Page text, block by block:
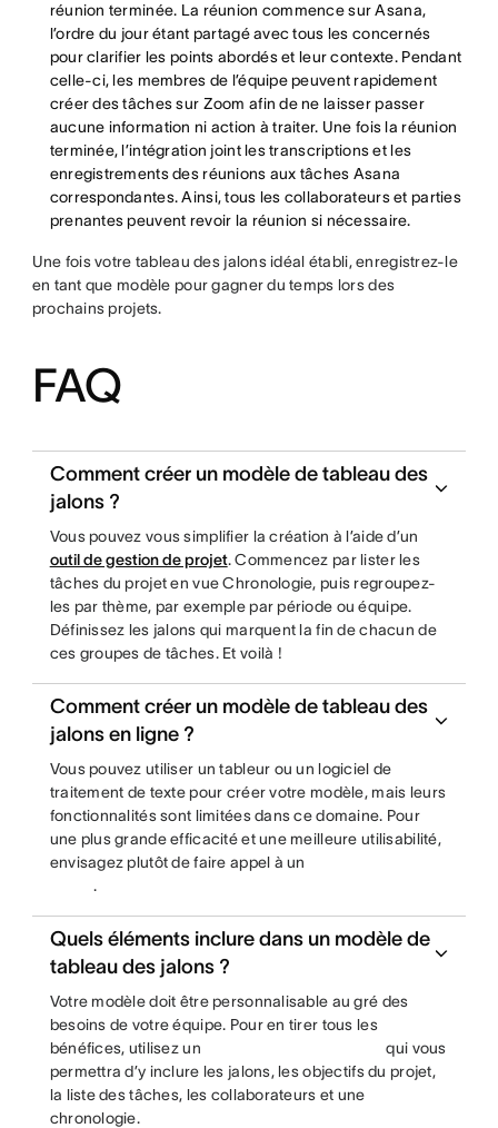
réunion terminée. La réunion commence sur Asana,
l’ordre du jour étant partagé avec tous les concernés
pour clarifier les points abordés et leur contexte. Pendant
celle-ci, les membres de l’équipe peuvent rapidement
créer des tâches sur Zoom afin de ne laisser passer
aucune information ni action à traiter. Une fois la réunion
terminée, l’intégration joint les transcriptions et les
enregistrements des réunions aux tâches Asana
correspondantes. Ainsi, tous les collaborateurs et parties
prenantes peuvent revoir la réunion si nécessaire.
Une fois votre tableau des jalons idéal établi, enregistrez-le
en tant que modèle pour gagner du temps lors des
prochains projets.
FAQ
Comment créer un modèle de tableau des
jalons ?
Vous pouvez vous simplifier la création à l’aide d’un
outil de gestion de projet. Commencez par lister les
tâches du projet en vue Chronologie, puis regroupez-
les par thème, par exemple par période ou équipe.
Définissez les jalons qui marquent la fin de chacun de
ces groupes de tâches. Et voilà !
Comment créer un modèle de tableau des
jalons en ligne ?
Vous pouvez utiliser un tableur ou un logiciel de
traitement de texte pour créer votre modèle, mais leurs
fonctionnalités sont limitées dans ce domaine. Pour
une plus grande efficacité et une meilleure utilisabilité,
envisagez plutôt de faire appel à un
.
Quels éléments inclure dans un modèle de
tableau des jalons ?
Votre modèle doit être personnalisable au gré des
besoins de votre équipe. Pour en tirer tous les
bénéfices, utilisez un
qui vous
permettra d’y inclure les jalons, les objectifs du projet,
la liste des tâches, les collaborateurs et une
chronologie.